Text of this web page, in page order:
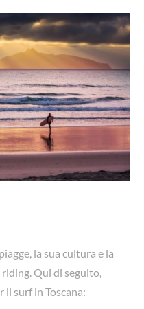
la sua cultura e la
riding. Qui di seguito,
surf in Toscana: